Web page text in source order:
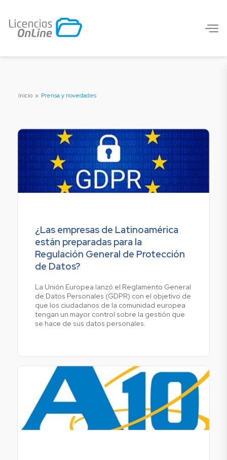
Inicio » Prensa y novedades
¿Las empresas de Latinoamérica
están preparadas para la
Regulación General de Protección
de Datos?
La Unión Europea lanzó el Reglamento General
de Datos Personales (GDPR) con el objetivo de
que los ciudadanos de la comunidad europea
tengan un mayor control sobre la gestión que
se hace de sus datos personales.